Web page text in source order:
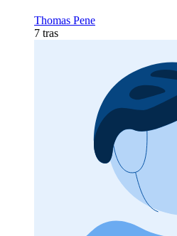
Thomas Pene
7 tras